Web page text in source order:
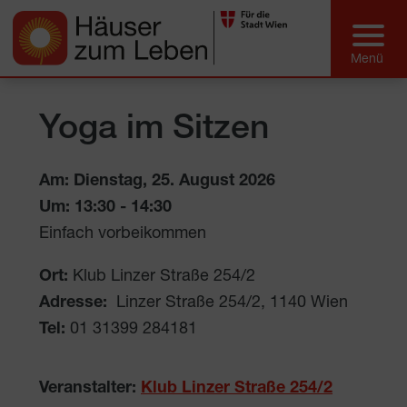
Yoga im Sitzen
Am: Dienstag, 25. August 2026
Um: 13:30 - 14:30
Einfach vorbeikommen
Ort: Klub Linzer Straße 254/2
Adresse:
Linzer Straße 254/2, 1140 Wien
Tel: 01 31399 284181
Veranstalter: Klub Linzer Straße 254/2